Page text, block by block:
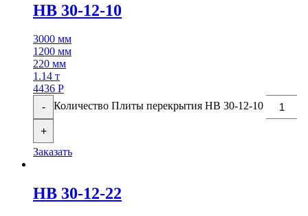
НВ 30-12-10
3000 мм
1200 мм
220 мм
1.14 т
4436 Р
-
Количество Плиты перекрытия НВ 30-12-10
+
Заказать
НВ 30-12-22